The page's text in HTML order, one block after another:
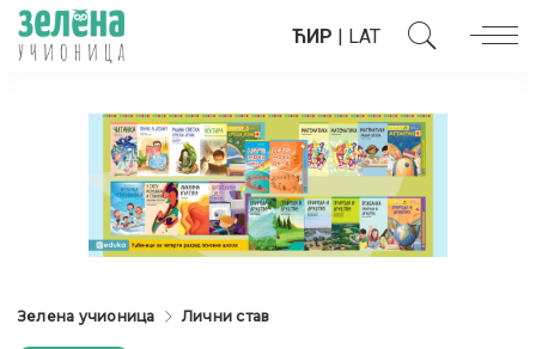
ЋИР | LAT
Зелена учионица Лични став